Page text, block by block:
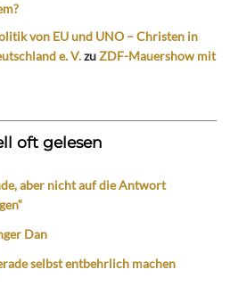
von EU und UNO – Christen in
e. V.zuZDF-Mauershow mit
oft gelesen
aber nicht auf die Antwort
Dan
selbst entbehrlich machen